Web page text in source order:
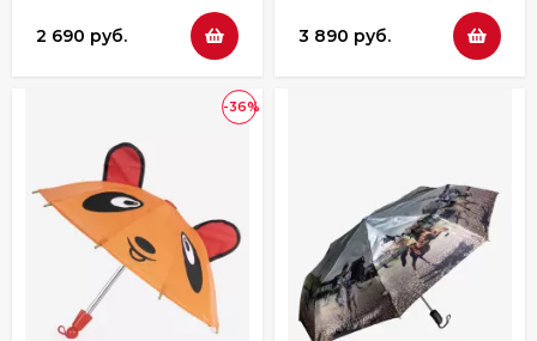
2 690 руб. 3 890 руб.
-36%